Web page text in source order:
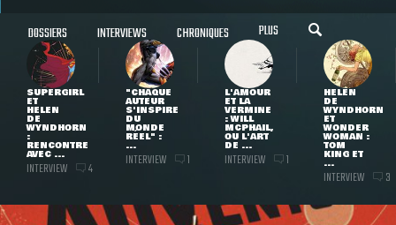
DOSSIERS INTERVIEWS CHRONIQUES PLUS
SUPERGIRL
ET
HELEN
DE
WYNDHORN
:
RENCONTRE
AVEC ...
INTERVIEW 4
"CHAQUE
AUTEUR
S'INSPIRE
DU
MONDE
RÉEL" :
...
INTERVIEW 1
L'AMOUR
ET LA
VERMINE
: WILL
MCPHAIL,
OU L'ART
DE ...
INTERVIEW 1
HELEN
DE
WYNDHORN
ET
WONDER
WOMAN :
TOM
KING ET
...
INTERVIEW 3